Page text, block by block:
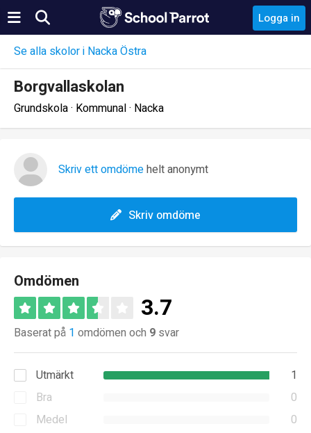
Logga in
Se alla skolor i Nacka Östra
Borgvallaskolan
Grundskola · Kommunal · Nacka
Skriv ett omdömehelt anonymt
Skriv omdöme
Omdömen
3.7
Baserat på 1 omdömen och 9 svar
Utmärkt
1
Bra
0
Medel
0